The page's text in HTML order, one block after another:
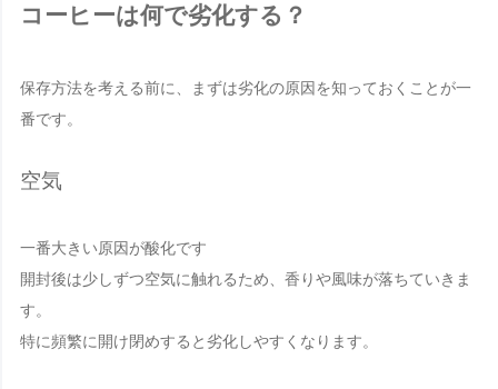
コーヒーは何で劣化する？
保存方法を考える前に、まずは劣化の原因を知っておくことが一
番です。
空気
一番大きい原因が酸化です
開封後は少しずつ空気に触れるため、香りや風味が落ちていきま
す。
特に頻繁に開け閉めすると劣化しやすくなります。